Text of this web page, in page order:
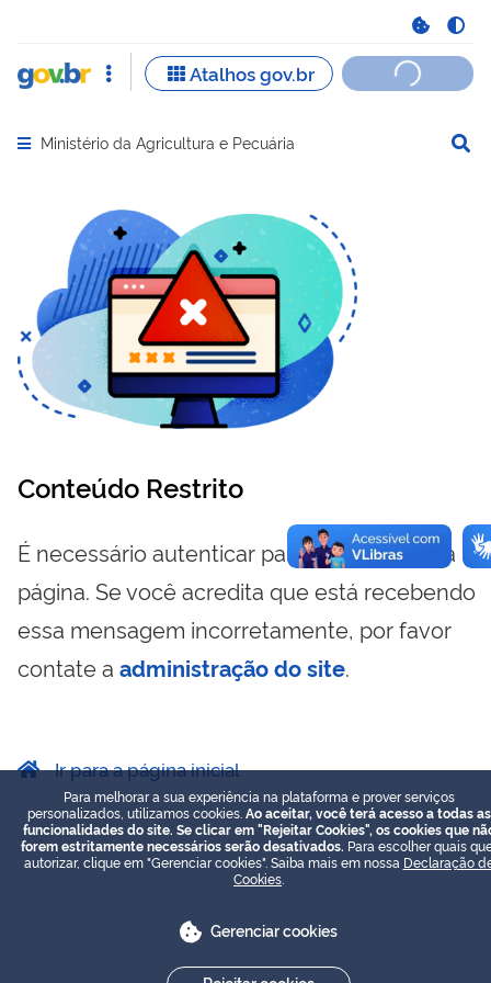
Abrir menu principal de navegação
Ministério da Agricultura e Pecuária
Conteúdo Restrito
É necessário autenticar para visualizar essa
página. Se você acredita que está recebendo
essa mensagem incorretamente, por favor
contate a administração do site.
Ir para a página inicial
Para melhorar a sua experiência na plataforma e prover serviços
personalizados, utilizamos cookies. Ao aceitar, você terá acesso a todas as
funcionalidades do site. Se clicar em "Rejeitar Cookies", os cookies que
forem estritamente necessários serão desativados. Para escolher quais
autorizar, clique em "Gerenciar cookies". Saiba mais em nossa Declaração
Cookies
Gerenciar cookies